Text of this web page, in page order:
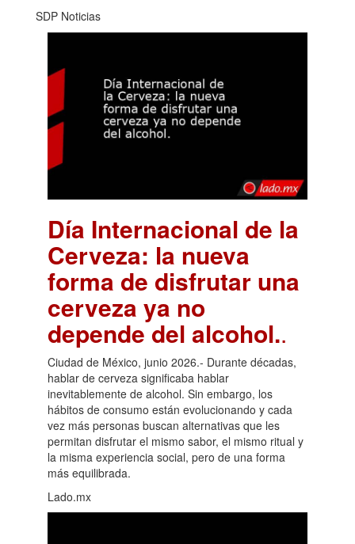
SDP Noticias
Día Internacional de la
Cerveza: la nueva
forma de disfrutar una
cerveza ya no
depende del alcohol..
Ciudad de México, junio 2026.- Durante décadas,
hablar de cerveza significaba hablar
inevitablemente de alcohol. Sin embargo, los
hábitos de consumo están evolucionando y cada
vez más personas buscan alternativas que les
permitan disfrutar el mismo sabor, el mismo ritual y
la misma experiencia social, pero de una forma
más equilibrada.
Lado.mx